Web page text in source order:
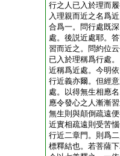
行之人已入於理而
入理親而近之名爲
合爲一。問行處既
處。後説近處耶。
習而近之。問約位
已入於理稱爲行處
近稱爲近處。今明
行近義亦爾。但經
處。以得無生相應
應令發心之人漸漸
無生則與顛倒疏遠
近實相疏遠則受苦
行近二章門。則爲
標釋結也。若菩薩